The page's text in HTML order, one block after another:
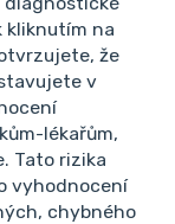
kliknutím na
že
v
lékařům,
Tato rizika
vyhodnocení
chybného